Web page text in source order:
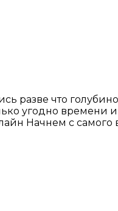
разве что
угодно времени и
Начнем с